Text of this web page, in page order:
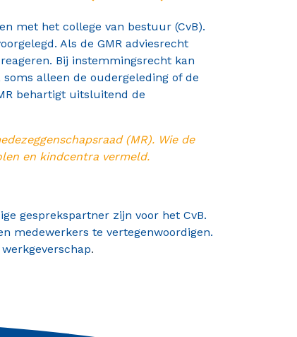
met het college van bestuur (CvB).
Als de GMR adviesrecht
Bij instemmingsrecht kan
alleen de oudergeleding of de
behartigt uitsluitend de
(MR). Wie de
en kindcentra vermeld.
gesprekspartner zijn voor het CvB.
medewerkers te vertegenwoordigen.
.